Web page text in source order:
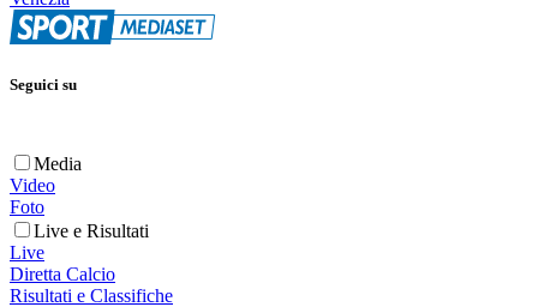
Seguici su
Media
Video
Foto
Live e Risultati
Live
Diretta Calcio
Risultati e Classifiche